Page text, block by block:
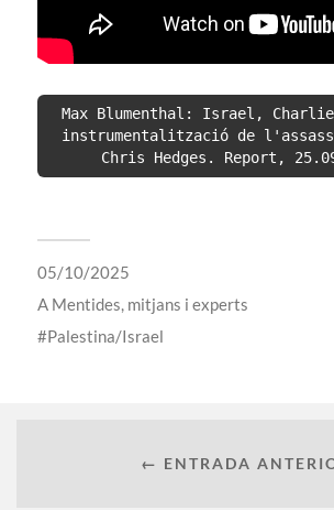
Max Blumenthal: Israel,
instrumentalització de
Chris Hedges. Report,
05/10/2025
A Mentides, mitjans i experts
Palestina/Israel
← ENTRADA